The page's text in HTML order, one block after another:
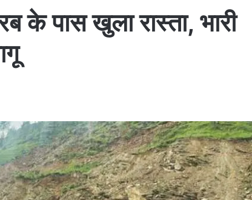
के पास खुला रास्ता, भारी